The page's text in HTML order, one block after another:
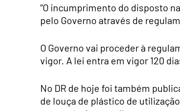
“O incumprimento do disposto
pelo Governo através de
O Governo vai proceder à
vigor. A lei entra em vigor 120
No DR de hoje foi também
de louça de plástico de